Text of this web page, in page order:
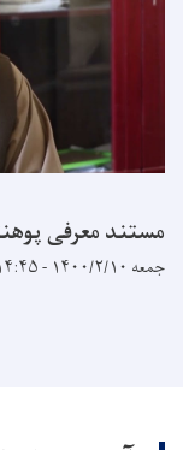
مستند معرفی
جمعه ۱۴۰۰/۲/۱۰ - ۱۴:۴۵